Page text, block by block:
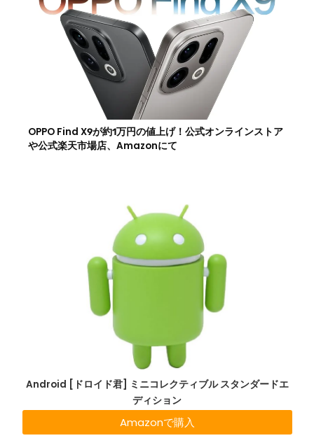
OPPO Find X9が約1万円の値上げ！公式オンラインストア
や公式楽天市場店、Amazonにて
Android [ドロイド君] ミニコレクティブル スタンダードエ
ディション
Amazonで購入